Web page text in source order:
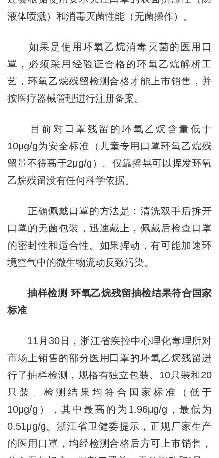
液体喷溅）和消毒灭菌性能（无菌操作）。
如果是使用环氧乙烷消毒灭菌的医用口
罩，必须采用经验证合格的环氧乙烷解析工
艺，环氧乙烷残留检测合格才能上市销售，并
按医疗器械管理进行注册备案。
目前对口罩残留的环氧乙烷含量低于
10μg/g为安全标准（儿童专用口罩环氧乙烷残
留量不得高于2μg/g）。仅靠摇晃可以挥发环氧
乙烷残留没有任何科学依据。
正确佩戴口罩的方法是：清洗双手后拆开
口罩的无菌包装，迅速戴上，佩戴后检查口罩
的密封性和适合性。如果挥动，有可能加速环
境空气中的微生物流动反致污染。
抽样检测环氧乙烷残留抽检结果符合国家
标准
11月30日，浙江省疾控中心理化毒理所对
市场上销售的部分医用口罩的环氧乙烷残留进
行了抽样检测，规格有独立包装、10只装和20
只装。检测结果均符合国家标准（低于
10μg/g），其中最高的为1.96μg/g，最低为
0.51μg/g。浙江省卫健委提示，正规厂家生产
的医用口罩，均经检测合格后方可上市销售，